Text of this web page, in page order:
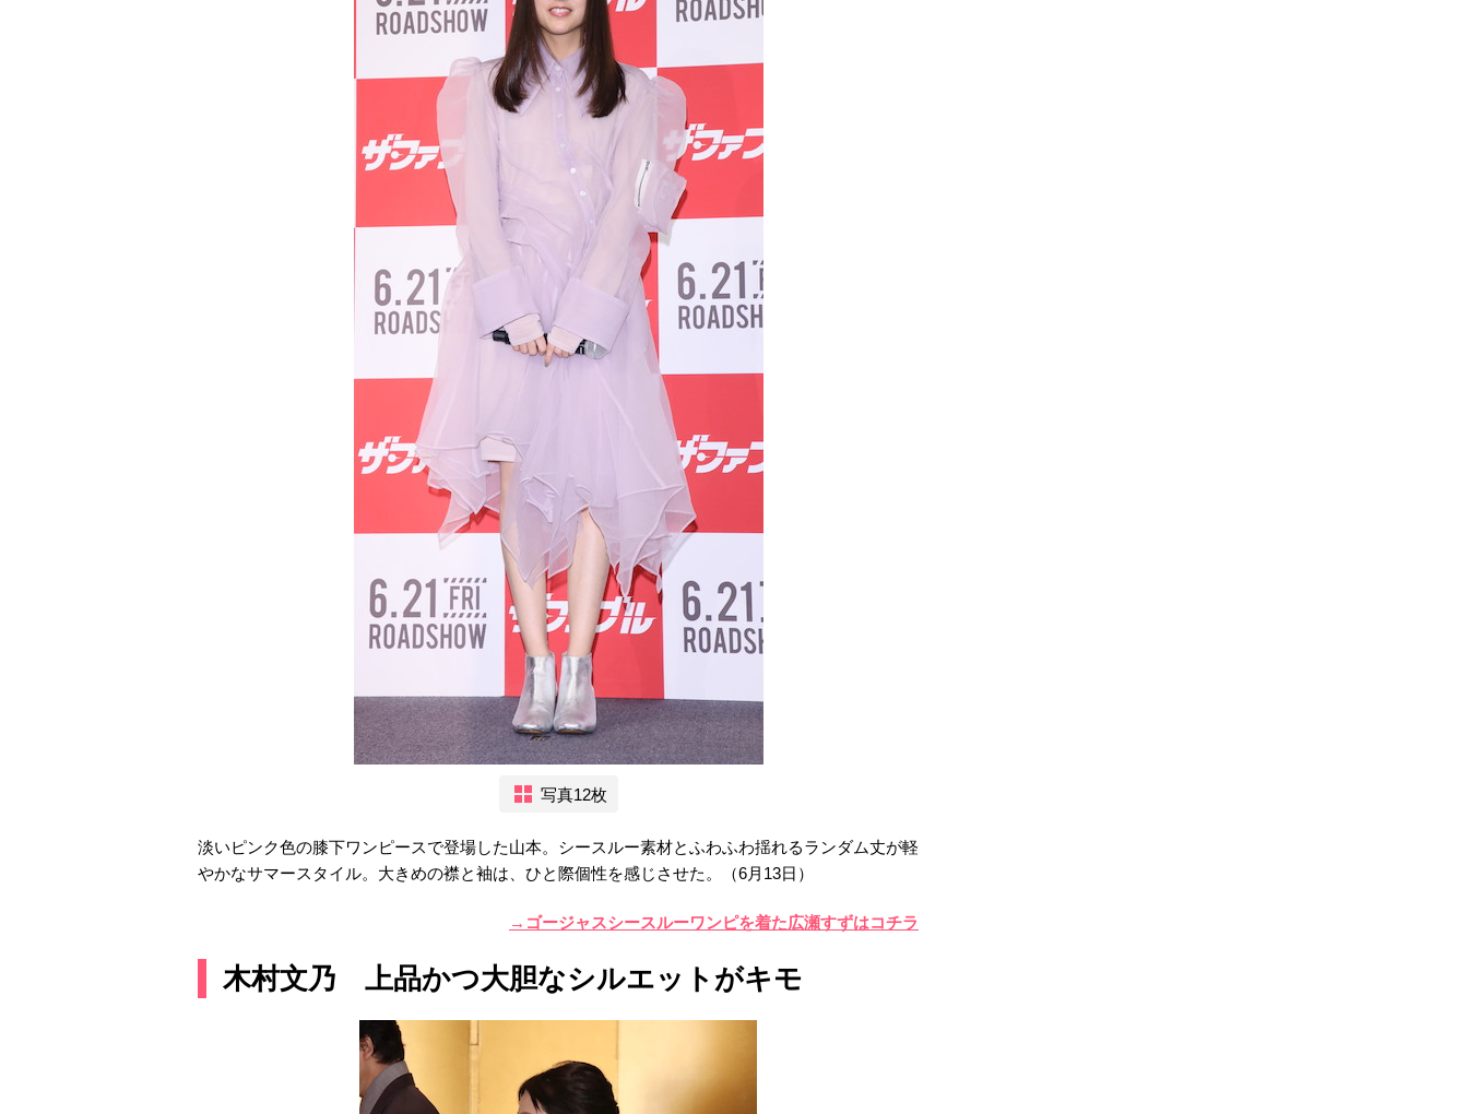
写真12枚
淡いピンク色の膝下ワンピースで登場した山本。シースルー素材とふわふわ揺れるランダム丈が軽
やかなサマースタイル。大きめの襟と袖は、ひと際個性を感じさせた。（6月13日）
→ゴージャスシースルーワンピを着た広瀬すずはコチラ
木村文乃 上品かつ大胆なシルエットがキモ